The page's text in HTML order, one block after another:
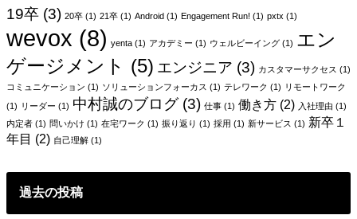
変
19卒 (3) 20卒 (1) 21卒 (1) Android (1) Engagement Run! (1) pxtx (1)
wevox (8) yenta (1) アカデミー (1) ウェルビーイング (1) エン
ゲージメント (5) エンジニア (3) カスタマーサクセス (1)
コミュニケーション (1) ソリューションフォーカス (1) テレワーク (1) リモートワーク
(1) リーダー (1) 中村誠のブログ(3) 仕事 (1) 働き方 (2) 入社理由 (1)
内定者 (1) 問いかけ (1) 在宅ワーク (1) 振り返り (1) 採用 (1) 新サービス (1) 新卒１
年目 (2) 自己理解 (1)
過去の投稿